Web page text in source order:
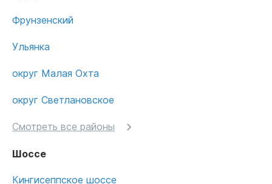
Фрунзенский
Ульянка
округ Малая Охта
округ Светлановское
Смотреть все районы
Шоссе
Кингисеппское шоссе